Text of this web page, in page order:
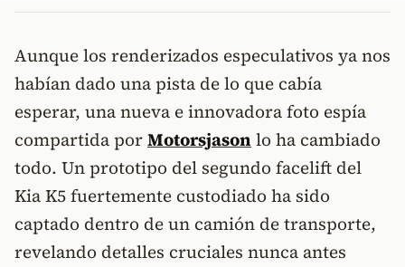
Aunque los renderizados especulativos ya nos
habían dado una pista de lo que cabía
esperar, una nueva e innovadora foto espía
compartida porMotorsjasonlo ha cambiado
todo. Un prototipo del segundo facelift del
Kia K5 fuertemente custodiado ha sido
captado dentro de un camión de transporte,
revelando detalles cruciales nunca antes